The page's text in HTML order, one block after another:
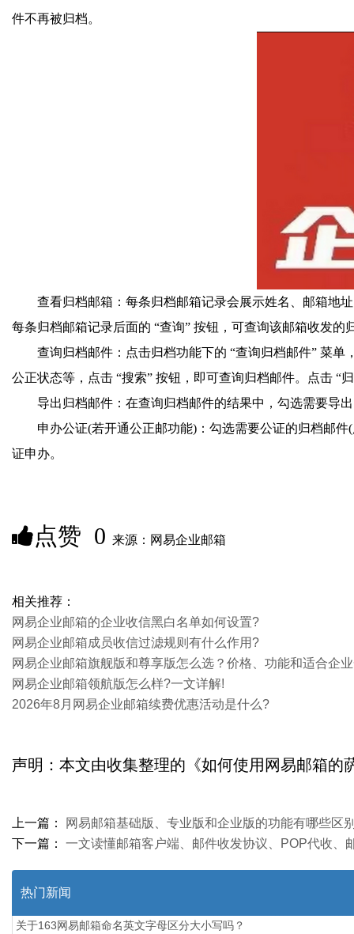
件不再被归档。
查看归档邮箱：每条归档邮箱记录会展示姓名、邮箱地
每条归档邮箱记录后面的 “查询” 按钮，可查询该邮箱收发的
查询归档邮件：点击归档功能下的 “查询归档邮件” 菜
公正状态等，点击 “搜索” 按钮，即可查询归档邮件。点击 “
导出归档邮件：在查询归档邮件的结果中，勾选需要导
申办公证(若开通公正邮功能)：勾选需要公证的归档邮
证申办。
点赞 0 来源：网易企业邮箱
相关推荐：
网易企业邮箱的企业收信黑白名单如何设置?
网易企业邮箱成员收信过滤规则有什么作用?
网易企业邮箱旗舰版和尊享版怎么选？价格、功能和适合企
网易企业邮箱领航版怎么样?一文详解!
2026年8月网易企业邮箱续费优惠活动是什么?
声明：本文由收集整理的《如何使用网易邮箱
上一篇：
网易邮箱基础版、专业版和企业版的功能有哪些区
下一篇： 一文读懂邮箱客户端、邮件收发协议、POP代收、
热门新闻
关于163网易邮箱命名英文字母区分大小写吗？